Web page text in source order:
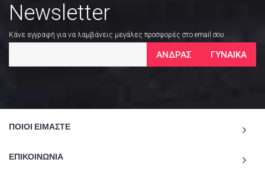
Newsletter
Κάνε εγγραφή για να λαμβάνεις μεγάλες προσφορές στο email σου
ΑΝΔΡΑΣ ΓΥΝΑΙΚΑ
ΠΟΙΟΙ ΕΙΜΑΣΤΕ
ΕΠΙΚΟΙΝΩΝΙΑ